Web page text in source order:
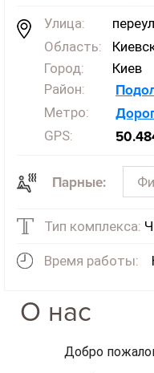
Улица:
Область:
Город:
Киев
Район:
Метро:
GPS:
Парные:
Тип комплекса:
Время работы:
О нас
Добро